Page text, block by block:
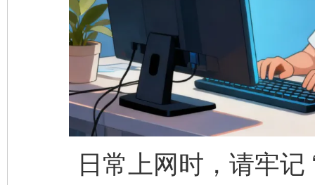
日常上网时，请牢记 “